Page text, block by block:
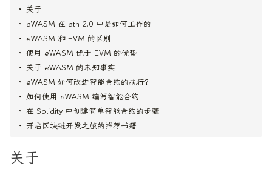
关于
eWASM 在 eth 2.0 中是如何工作的
eWASM 和 EVM 的区别
使用 eWASM 优于 EVM 的优势
关于 eWASM 的未知事实
eWASM 如何改进智能合约的执行？
如何使用 eWASM 编写智能合约
在 Solidity 中创建简单智能合约的步骤
开启区块链开发之旅的推荐书籍
关于